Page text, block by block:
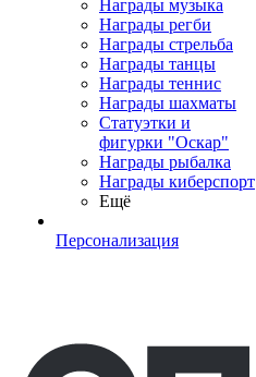
Награды музыка
Награды регби
Награды стрельба
Награды танцы
Награды теннис
Награды шахматы
Статуэтки и
фигурки "Оскар"
Награды рыбалка
Награды киберспорт
Ещё
Персонализация